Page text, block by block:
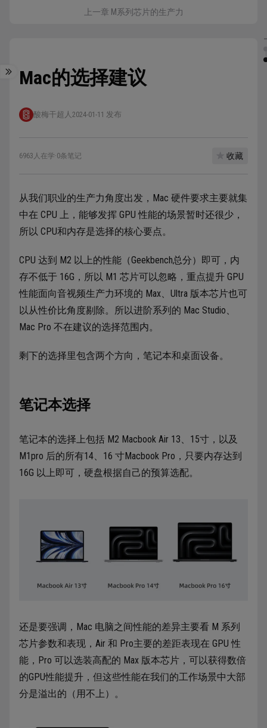
上一章 M系列芯片的生产力
Mac的选择建议
酸梅干超人 2024-01-11 发布
6963人在学·0条笔记 收藏
从我们职业的生产力角度出发，Mac 硬件要求主要就集
中在 CPU 上，能够发挥 GPU 性能的场景暂时还很少，
所以 CPU和内存是选择的核心要点。
CPU 达到 M2 以上的性能（Geekbench总分）即可，内
存不低于 16G，所以 M1 芯片可以忽略，重点提升 GPU
性能面向音视频生产力环境的 Max、Ultra 版本芯片也可
以从性价比角度剔除。所以进阶系列的 Mac Studio、
Mac Pro 不在建议的选择范围内。
剩下的选择里包含两个方向，笔记本和桌面设备。
笔记本选择
笔记本的选择上包括 M2 Macbook Air 13、15寸，以及
M1pro 后的所有14、16 寸Macbook Pro，只要内存达到
16G 以上即可，硬盘根据自己的预算选配。
还是要强调，Mac 电脑之间性能的差异主要看 M 系列
芯片参数和表现，Air 和 Pro主要的差距表现在 GPU 性
能，Pro 可以选装高配的 Max 版本芯片，可以获得数倍
的GPU性能提升，但这些性能在我们的工作场景中大部
分是溢出的（用不上）。